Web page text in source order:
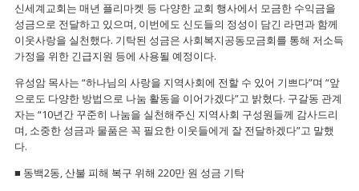
신세계교회는 매년 플리마켓 등 다양한 교회 행사에서 모금한 수익금을
성금으로 전달하고 있으며, 이번에도 신도들의 정성이 담긴 라면과 함께
이웃사랑을 실천했다. 기탁된 성금은 사회복지공동모금회를 통해 저소득
가정을 위한 긴급지원 등에 사용될 예정이다.
유성암 목사는 “하나님의 사랑을 지역사회에 전할 수 있어 기쁘다”며 “앞
으로도 다양한 방법으로 나눔 활동을 이어가겠다”고 밝혔다. 구갈동 관계
자는 “10년간 꾸준히 나눔을 실천해주신 지역사회 구성원들께 감사드리
며, 소중한 성금과 물품은 꼭 필요한 이웃들에게 잘 전달하겠다”고 말했
다.
■ 동백2동, 산불 피해 복구 위해 220만 원 성금 기탁